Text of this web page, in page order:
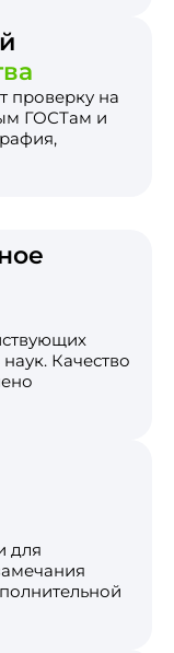
проверку на
ГОСТам и
Качество
для